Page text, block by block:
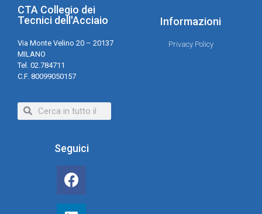
CTA Collegio dei
Tecnici dell'Acciaio
Via Monte Velino 20 – 20137
MILANO
Tel. 02.784711
C.F. 80099050157
Informazioni
Privacy Policy
Seguici